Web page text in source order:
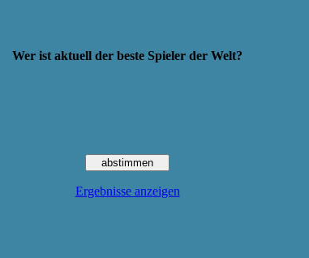
Wer ist aktuell der beste Spieler der Welt?
Ergebnisse anzeigen